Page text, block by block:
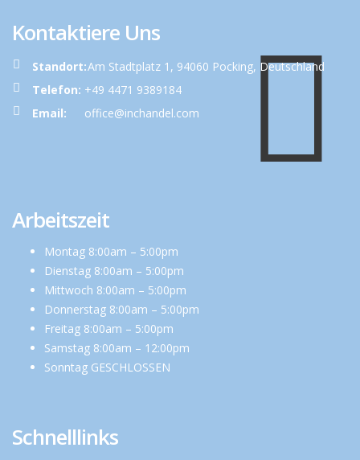
Kontaktiere Uns
Standort:Am Stadtplatz 1, 94060 Pocking, Deutschland
Telefon: +49 4471 9389184
Email:
office@inchandel.com
Arbeitszeit
Montag 8:00am – 5:00pm
Dienstag 8:00am – 5:00pm
Mittwoch 8:00am – 5:00pm
Donnerstag 8:00am – 5:00pm
Freitag 8:00am – 5:00pm
Samstag 8:00am – 12:00pm
Sonntag GESCHLOSSEN
Schnelllinks